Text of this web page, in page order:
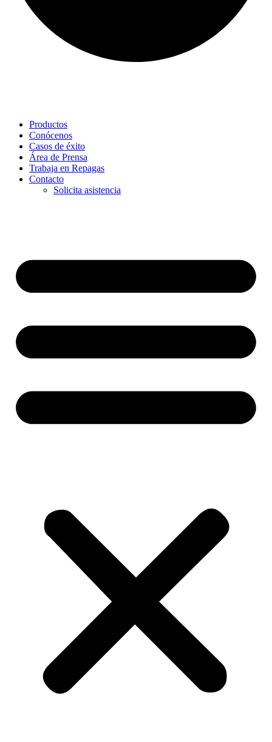
Productos
Conócenos
Casos de éxito
Área de Prensa
Trabaja en Repagas
Contacto
Solicita asistencia